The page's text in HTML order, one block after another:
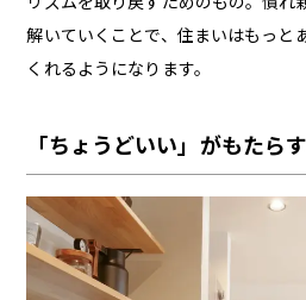
解いていくことで、住まいはもっと
くれるようになります。
「ちょうどいい」がもたら